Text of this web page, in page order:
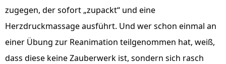
zugegen, der sofort „zupackt“ und eine
Herzdruckmassage ausführt. Und wer schon einmal an
einer Übung zur Reanimation teilgenommen hat, weiß,
dass diese keine Zauberwerk ist, sondern sich rasch